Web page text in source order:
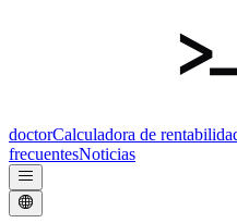
doctorCalculadora de
frecuentesNoticias